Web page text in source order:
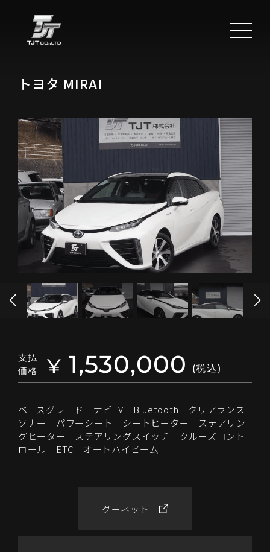
トヨタ MIRAI
支払
価格
¥ 1,530,000 (税込)
ベースグレード ナビTV Bluetooth クリアランス
ソナー パワーシート シートヒーター ステアリン
グヒーター ステアリングスイッチ クルーズコント
ロール ETC オートハイビーム
グーネット